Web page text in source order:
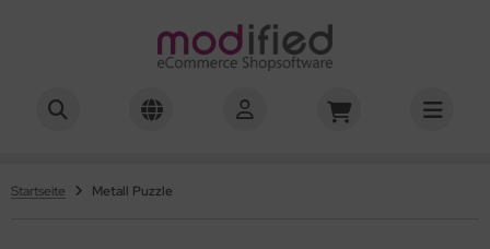
Startseite Metall Puzzle